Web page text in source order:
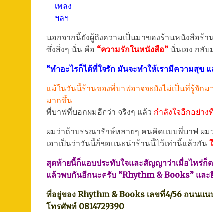
– เพลง
– ฯลฯ
นอกจากนี้ยังผู้ถึงความเป็นมาของร้านหนังสือร้
ซึ่งสิ่งๆ นั่น คือ “ความรักในหนังสือ” นั่นเอง กลั
“ทำอะไรก็ได้ที่ใจรัก มันจะทำให้เรามีความสุข
แม้ในวันนี้ร้านของพี่บาฟอาจจะยังไม่เป็นที่รู้จัก
มากขึ้น
พี่บาฟที่บอกผมอีกว่า จริงๆ แล้ว กำลังใจอีกอย่า
ผมว่าถ้าบรรณารักษ์หลายๆ คนคิดแบบพี่บาฟ ผ
เอาเป็นว่าวันนี้ก็ขอแนะนำร้านนี้ไว้เท่านี้แล้วกัน
สุดท้ายนี้ก็แอบประทับใจและสัญญาว่าเมื่อไหร่
แล้วพบกันอีกนะครับ “Rhythm & Books” แล
ที่อยู่ของ Rhythm & Books เลขที่4/56 ถนนแน
โทรศัพท์ 0814729390